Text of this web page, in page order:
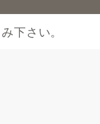
下さい。